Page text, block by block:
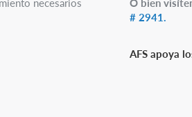
# 2941.
AFS apoya